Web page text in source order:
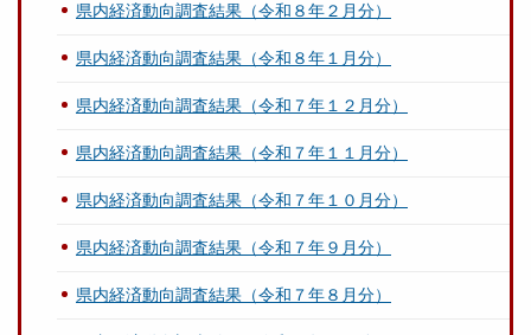
県内経済動向調査結果（令和８年２月分）
県内経済動向調査結果（令和８年１月分）
県内経済動向調査結果（令和７年１２月分）
県内経済動向調査結果（令和７年１１月分）
県内経済動向調査結果（令和７年１０月分）
県内経済動向調査結果（令和７年９月分）
県内経済動向調査結果（令和７年８月分）